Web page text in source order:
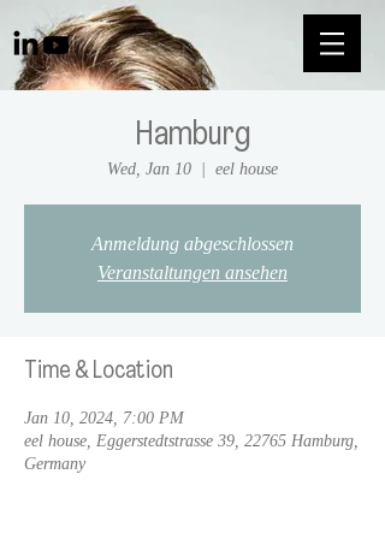
Hamburg
Wed, Jan 10 eel house
Anmeldung abgeschlossen
Veranstaltungen ansehen
Time & Location
Jan 10, 2024, 7:00 PM
eel house, Eggerstedtstrasse 39, 22765 Hamburg,
Germany